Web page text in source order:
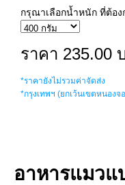
กรุณาเลือกน้ำหนัก ที่ต้อง
ราคา 235.00
*ราคายังไม่รวมค่าจัดส่ง
*กรุงเทพฯ (ยกเว้นเขตหนอง
อาหารแมวแ